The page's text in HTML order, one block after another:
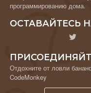
программированию дома.
ОСТАВАЙТЕСЬ
Отдохните от ловли
CodeMonkey